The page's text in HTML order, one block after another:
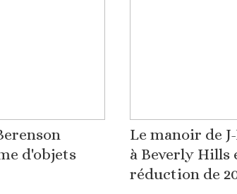
d'objets
Le manoir de
à Beverly Hills
réduction de